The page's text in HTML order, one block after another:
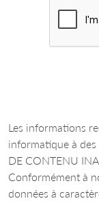
Les informations
informatique à des
DE CONTENU
Conformément à
données à